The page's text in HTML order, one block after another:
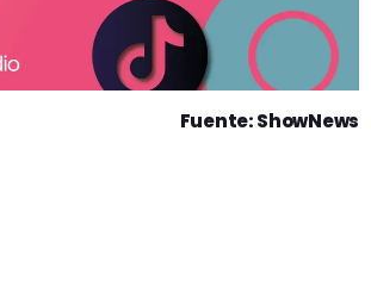
Fuente: ShowNews